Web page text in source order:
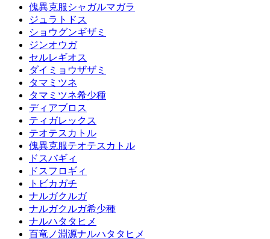
傀異克服シャガルマガラ
ジュラトドス
ショウグンギザミ
ジンオウガ
セルレギオス
ダイミョウザザミ
タマミツネ
タマミツネ希少種
ディアブロス
ティガレックス
テオテスカトル
傀異克服テオテスカトル
ドスバギィ
ドスフロギィ
トビカガチ
ナルガクルガ
ナルガクルガ希少種
ナルハタタヒメ
百竜ノ淵源ナルハタタヒメ